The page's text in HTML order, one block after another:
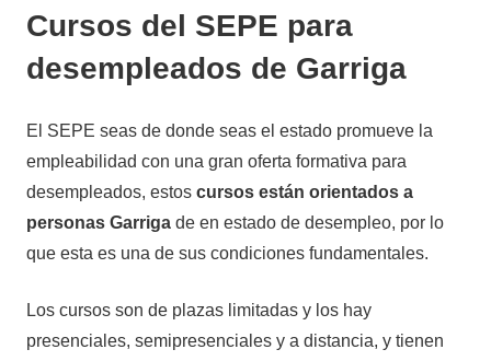
Cursos del SEPE para
desempleados de Garriga
El SEPE seas de donde seas el estado promueve la
empleabilidad con una gran oferta formativa para
desempleados, estos cursos están orientados a
personas Garriga de en estado de desempleo, por lo
que esta es una de sus condiciones fundamentales.
Los cursos son de plazas limitadas y los hay
presenciales, semipresenciales y a distancia, y tienen